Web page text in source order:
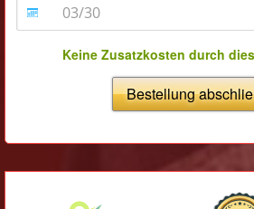
Keine Zusatzkosten durch
Bestellung